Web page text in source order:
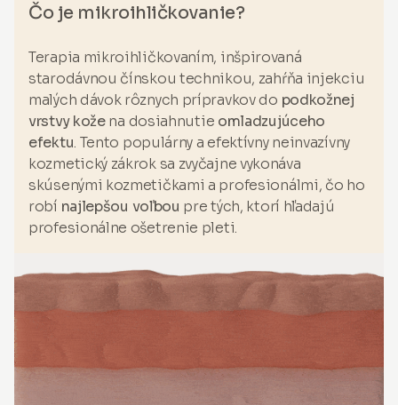
Čo je mikroihličkovanie?
Terapia mikroihličkovaním, inšpirovaná
starodávnou čínskou technikou, zahŕňa injekciu
malých dávok rôznych prípravkov do podkožnej
vrstvy kožena dosiahnutie omladzujúceho
efektu. Tento populárny a efektívny neinvazívny
kozmetický zákrok sa zvyčajne vykonáva
skúsenými kozmetičkami a profesionálmi, čo ho
robí najlepšou voľbou pre tých, ktorí hľadajú
profesionálne ošetrenie pleti.